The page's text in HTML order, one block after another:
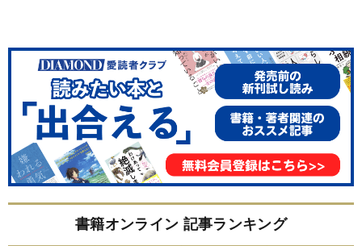
書籍オンライン 記事ランキング